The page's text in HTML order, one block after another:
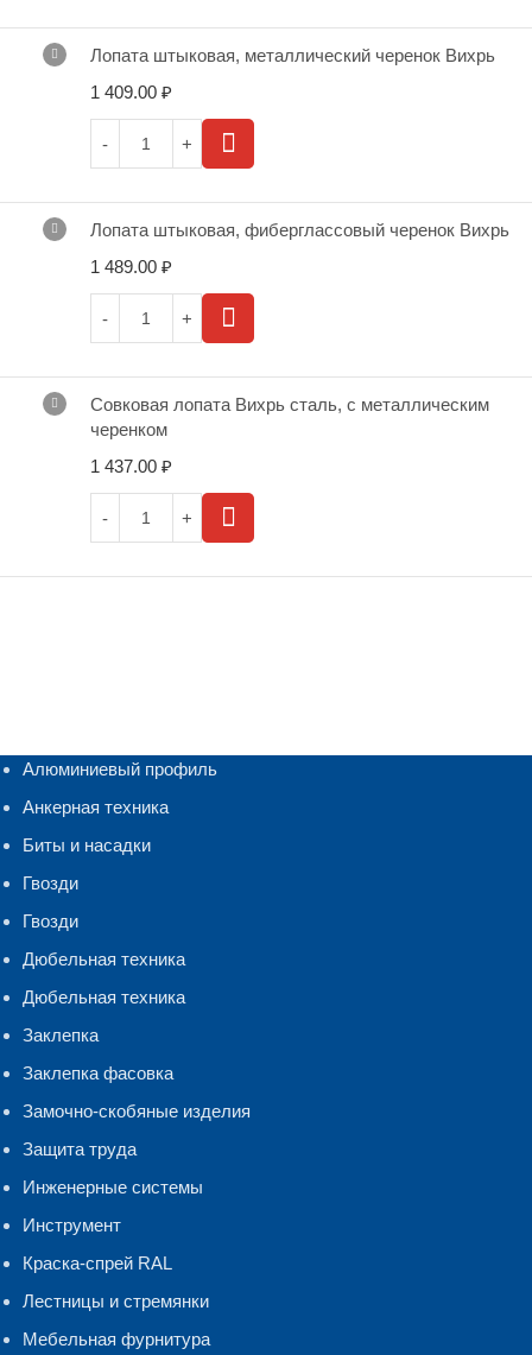
Лопата штыковая, металлический черенок Вихрь
1 409.00 ₽
Лопата штыковая, фиберглассовый черенок Вихрь
1 489.00 ₽
Совковая лопата Вихрь сталь, с металлическим
черенком
1 437.00 ₽
Алюминиевый профиль
Анкерная техника
Биты и насадки
Гвозди
Гвозди
Дюбельная техника
Дюбельная техника
Заклепка
Заклепка фасовка
Замочно-скобяные изделия
Защита труда
Инженерные системы
Инструмент
Краска-спрей RAL
Лестницы и стремянки
Мебельная фурнитура